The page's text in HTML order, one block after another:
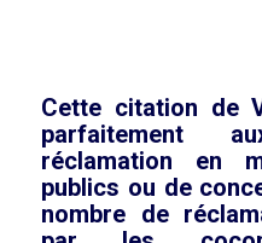
Cette citation de
parfaitement
réclamation en
publics ou de
nombre de